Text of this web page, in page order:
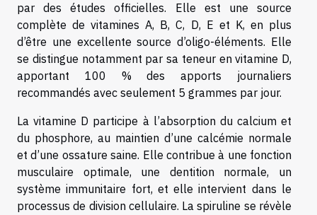
par des études officielles. Elle est une source
complète de vitamines A, B, C, D, E et K, en plus
d’être une excellente source d’oligo-éléments. Elle
se distingue notamment par sa teneur en vitamine D,
apportant 100 % des apports journaliers
recommandés avec seulement 5 grammes par jour.
La vitamine D participe à l’absorption du calcium et
du phosphore, au maintien d’une calcémie normale
et d’une ossature saine. Elle contribue à une fonction
musculaire optimale, une dentition normale, un
système immunitaire fort, et elle intervient dans le
processus de division cellulaire. La spiruline se révèle